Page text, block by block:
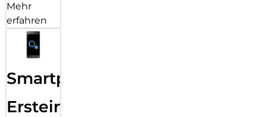
Mehr
erfahren
Smartphone
Ersteinrichtung